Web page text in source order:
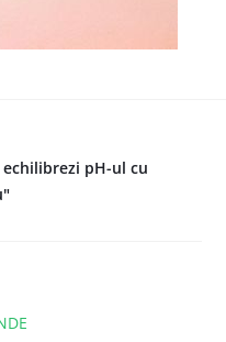
pH-ul cu